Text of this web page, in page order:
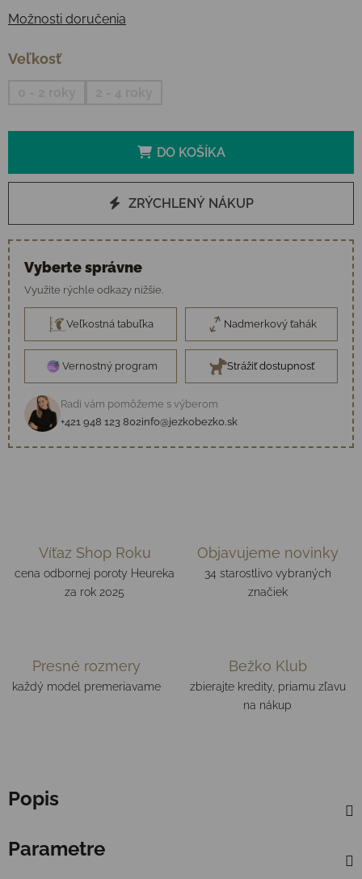
Možnosti doručenia
Veľkosť
DO KOŠÍKA
ZRÝCHLENÝ NÁKUP
Vyberte správne
Využite rýchle odkazy nižšie.
Veľkostná tabuľka Nadmerkový ťahák
Vernostný program Strážiť dostupnosť
Radi vám pomôžeme s výberom
+421 948 123 802info@jezkobezko.sk
Víťaz Shop Roku
cena odbornej poroty Heureka
za rok 2025
Objavujeme novinky
34 starostlivo vybraných
značiek
Presné rozmery
každý model premeriavame
Bežko Klub
zbierajte kredity, priamu zľavu
na nákup
Popis
Parametre